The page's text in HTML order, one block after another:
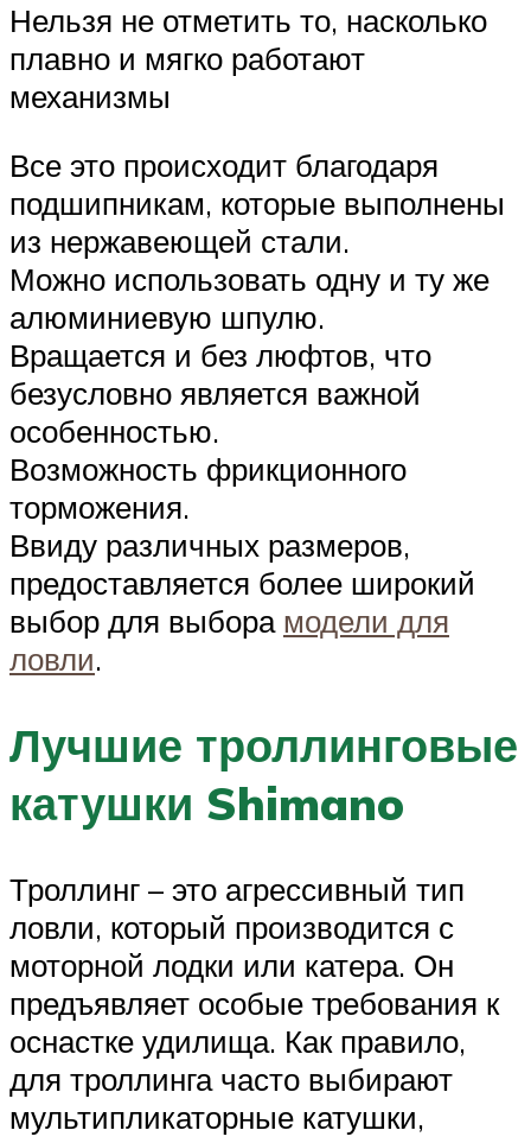
Нельзя не отметить то, насколько
плавно и мягко работают
механизмы
Все это происходит благодаря
подшипникам, которые выполнены
из нержавеющей стали.
Можно использовать одну и ту же
алюминиевую шпулю.
Вращается и без люфтов, что
безусловно является важной
особенностью.
Возможность фрикционного
торможения.
Ввиду различных размеров,
предоставляется более широкий
выбор для выбора модели для
ловли.
Лучшие троллинговые
катушки Shimano
Троллинг – это агрессивный тип
ловли, который производится с
моторной лодки или катера. Он
предъявляет особые требования к
оснастке удилища. Как правило,
для троллинга часто выбирают
мультипликаторные катушки,